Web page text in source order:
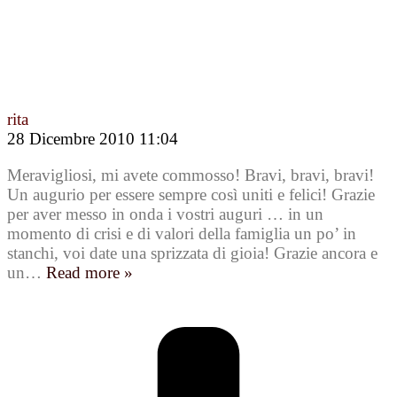
rita
28 Dicembre 2010 11:04
Meravigliosi, mi avete commosso! Bravi, bravi, bravi!
Un augurio per essere sempre così uniti e felici! Grazie
per aver messo in onda i vostri auguri … in un
momento di crisi e di valori della famiglia un po’ in
stanchi, voi date una sprizzata di gioia! Grazie ancora e
un… Read more »